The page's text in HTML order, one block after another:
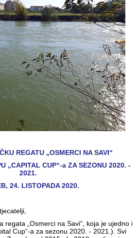
REGATU „OSMERCI NA SAVI“
„CAPITAL CUP“-a ZA SEZONU 2020. -
2021.
24. LISTOPADA 2020.
regata „Osmerci na Savi“, koja je ujedno i
Cup“-a za sezonu 2020. - 2021.). Svi